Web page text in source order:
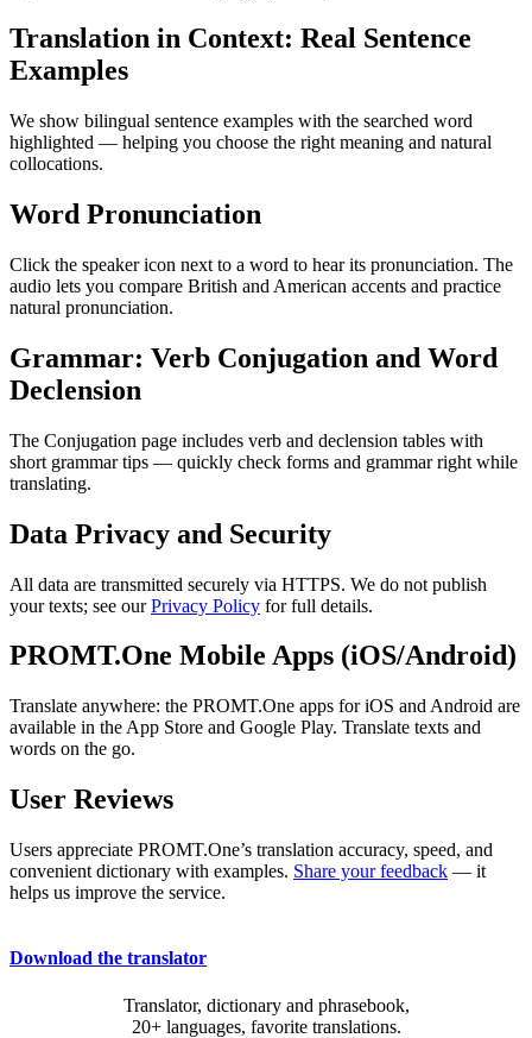
Translation in Context: Real Sentence
Examples
We show bilingual sentence examples with the searched word
highlighted — helping you choose the right meaning and natural
collocations.
Word Pronunciation
Click the speaker icon next to a word to hear its pronunciation. The
audio lets you compare British and American accents and practice
natural pronunciation.
Grammar: Verb Conjugation and Word
Declension
The Conjugation page includes verb and declension tables with
short grammar tips — quickly check forms and grammar right while
translating.
Data Privacy and Security
All data are transmitted securely via HTTPS. We do not publish
your texts; see ourPrivacy Policy for full details.
PROMT.One Mobile Apps (iOS/Android)
Translate anywhere: the PROMT.One apps for iOS and Android are
available in the App Store and Google Play. Translate texts and
words on the go.
User Reviews
Users appreciate PROMT.One’s translation accuracy, speed, and
convenient dictionary with examples. Share your feedback — it
helps us improve the service.
Download the translator
Translator, dictionary and phrasebook,
20+ languages, favorite translations.